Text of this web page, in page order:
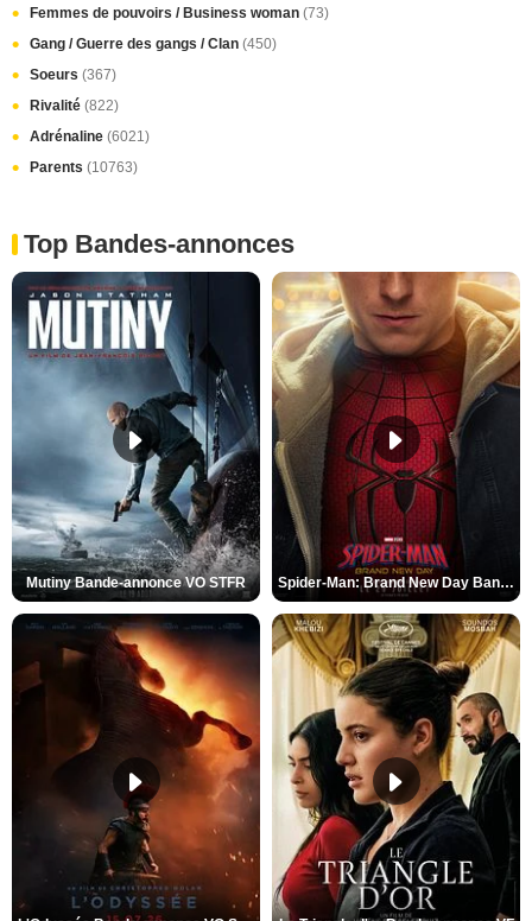
Femmes de pouvoirs / Business woman (73)
Gang / Guerre des gangs / Clan (450)
Soeurs (367)
Rivalité (822)
Adrénaline (6021)
Parents (10763)
Top Bandes-annonces
Mutiny Bande-annonce VO STFR Spider-Man: Brand New Day Bande-annonce VO STFR